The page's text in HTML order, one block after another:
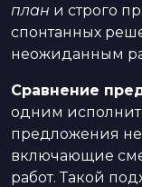
план и строго
спонтанных
неожиданным
Сравнение
одним
предложения
включающие
работ. Такой